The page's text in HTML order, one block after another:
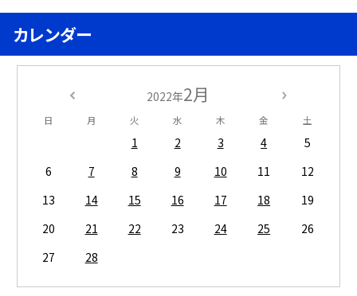
カレンダー
2022年2月
日 月 火 水 木 金 土
1 2 3 4
5
6
7 8 9 10 11
12
13
14 15 16 17 18
19
20
21 22 23 24 25
26
27
28